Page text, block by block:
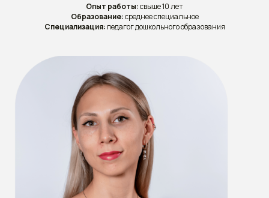
Опыт работы:свыше 10 лет
Образование:среднее специальное
Специализация: педагог дошкольного образования